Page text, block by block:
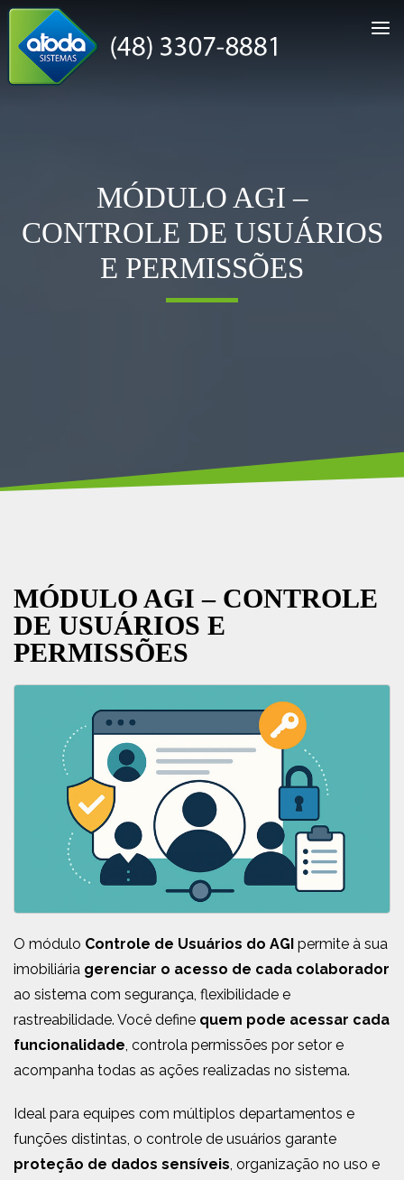
MÓDULO AGI –
CONTROLE DE USUÁRIOS
E PERMISSÕES
MÓDULO AGI – CONTROLE
DE USUÁRIOS E
PERMISSÕES
O módulo Controle de Usuários do AGI permite à sua
imobiliária gerenciar o acesso de cada colaborador
ao sistema com segurança, flexibilidade e
rastreabilidade. Você define quem pode acessar cada
funcionalidade, controla permissões por setor e
acompanha todas as ações realizadas no sistema.
Ideal para equipes com múltiplos departamentos e
funções distintas, o controle de usuários garante
proteção de dados sensíveis, organização no uso e